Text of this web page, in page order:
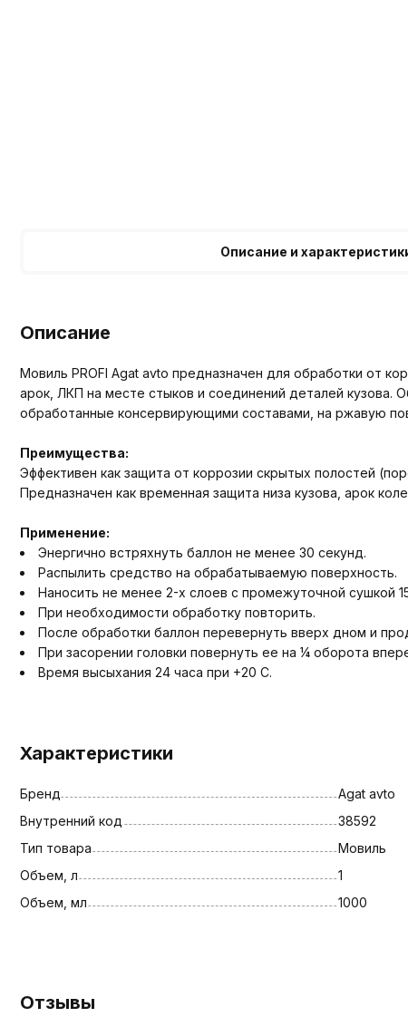
Описание и
Описание
Мовиль PROFI Agat avto предназначен для обработки от
арок, ЛКП на месте стыков и соединений деталей
обработанные консервирующими составами, на ржавую
Преимущества:
Эффективен как защита от коррозии скрытых полостей
Предназначен как временная защита низа кузова, арок
Применение:
Энергично встряхнуть баллон не менее 30 секунд.
Распылить средство на обрабатываемую поверхность.
Наносить не менее 2-х слоев с промежуточной сушкой
При необходимости обработку повторить.
После обработки баллон перевернуть вверх дном и
При засорении головки повернуть ее на ¼ оборота
Время высыхания 24 часа при +20 С.
Характеристики
Бренд
Agat avto
Внутренний код
38592
Тип товара
Мовиль
Объем, л
1
Объем, мл
1000
Отзывы